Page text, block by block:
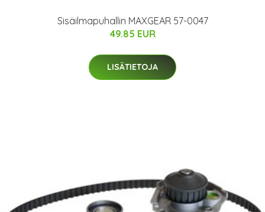
Sisäilmapuhallin MAXGEAR 57-0047
49.85 EUR
LISÄTIETOJA